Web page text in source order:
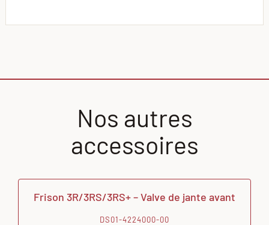
Nos autres
accessoires
Frison 3R/3RS/3RS+ – Valve de jante avant
DS01-4224000-00